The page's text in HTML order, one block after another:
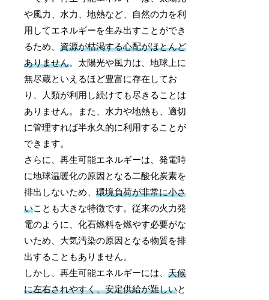
や風力、水力、地熱など、自然の力を利
用してエネルギーを生み出すことができ
るため、資源が枯渇する心配がほとんど
ありません。太陽光や風力は、地球上に
無尽蔵といえるほど豊富に存在してお
り、人類が利用し続けても尽きることは
ありません。また、水力や地熱も、適切
に管理すれば半永久的に利用することが
できます。
さらに、再生可能エネルギーは、発電時
に地球温暖化の原因となる二酸化炭素を
排出しないため、環境負荷が非常に小さ
いことも大きな特徴です。従来の火力発
電のように、化石燃料を燃やす必要がな
いため、大気汚染の原因となる物質を排
出することもありません。
しかし、再生可能エネルギーには、天候
に左右されやすく、安定供給が難しいと